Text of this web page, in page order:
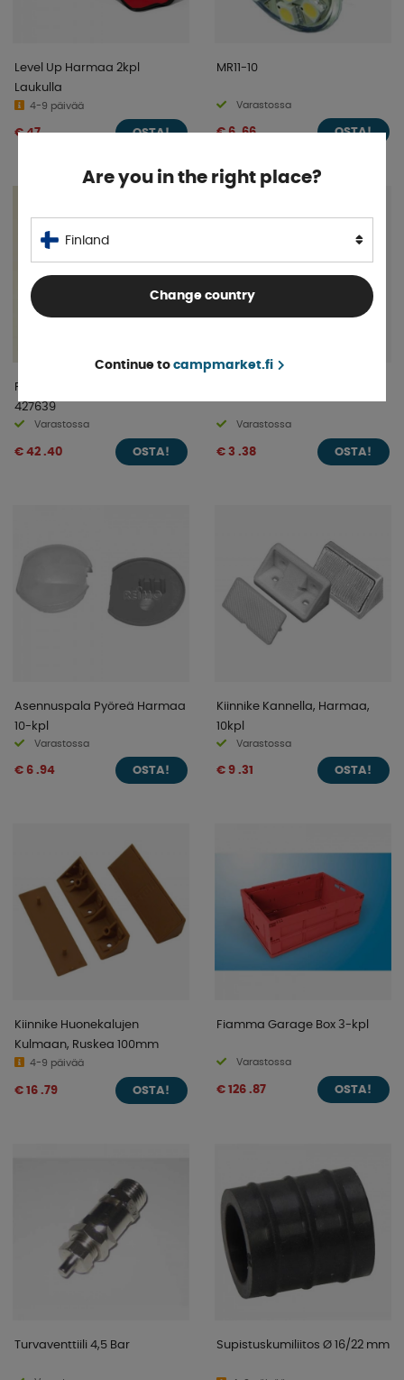
Level Up Harmaa 2kpl
Laukulla
4-9 päivää
€ 47 OSTA!
MR11-10
Varastossa
€ 6 .66 OSTA!
Pyöränlaakeri 42x76x39mm
427639
Varastossa
€ 42 .40 OSTA!
Varastossa
€ 3 .38 OSTA!
Asennuspala Pyöreä Harmaa
10-kpl
Varastossa
€ 6 .94 OSTA!
Kiinnike Kannella, Harmaa,
10kpl
Varastossa
€ 9 .31 OSTA!
Kiinnike Huonekalujen
Kulmaan, Ruskea 100mm
4-9 päivää
€ 16 .79 OSTA!
Fiamma Garage Box 3-kpl
Varastossa
€ 126 .87 OSTA!
Turvaventtiili 4,5 Bar Supistuskumiliitos Ø 16/22 mm
Are you in the right place?
Finland
Change country
Continue to campmarket.fi